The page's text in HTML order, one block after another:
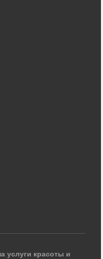
услуги красоты и